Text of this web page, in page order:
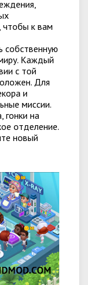
чтобы к вам
собственную
Каждый
с той
Для
и
миссии.
гонки на
отделение.
новый